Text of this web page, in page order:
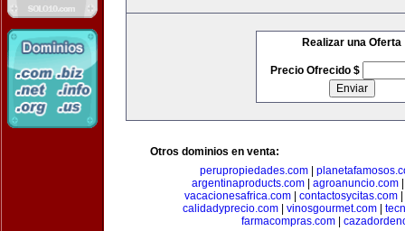
Realizar una Oferta
Precio Ofrecido $
Otros dominios en venta:
perupropiedades.com
argentinaproducts.com| agroanuncio.com
vacacionesafrica.com| contactosycitas.com|
calidadyprecio.com
vinosgourmet.com
farmacompras.com|